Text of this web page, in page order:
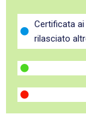
Certificata
rilasciato